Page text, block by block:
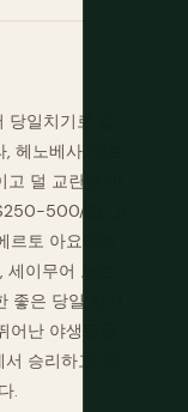
일치기로 갈
헤노베사, 마르
덜 교란된 야
500/일, 고
토 아요라에
이무어 노르
좋은 당일 치기
난 야생동물
승리하고, 육
.